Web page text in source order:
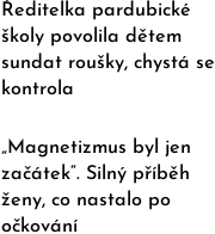
Ředitelka pardubické
školy povolila dětem
sundat roušky, chystá se
kontrola
„Magnetizmus byl jen
začátek“. Silný příběh
ženy, co nastalo po
očkování